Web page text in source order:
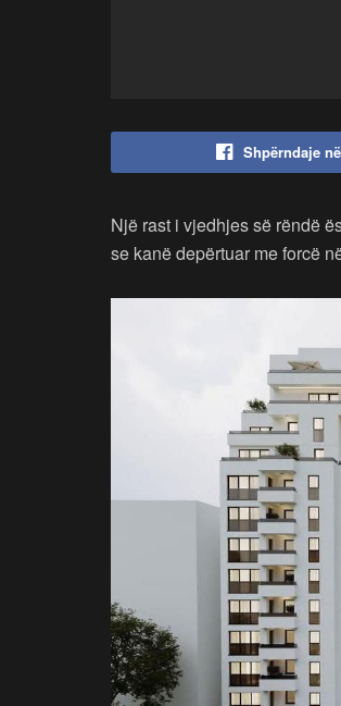
Shpërndaje
Një rast i vjedhjes së rëndë
se kanë depërtuar me forcë